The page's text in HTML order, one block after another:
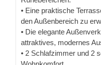
• Eine praktische
den Außenbereich zu
• Die elegante
attraktives, modernes
• 2 Schlafzimmer und 2